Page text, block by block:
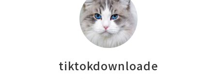
tiktokdownloade